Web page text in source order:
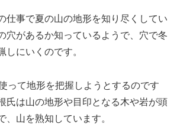
仕事で夏の山の地形を知り尽くしてい
穴があるか知っているようで、穴で冬
しにいくのです。
って地形を把握しようとするのです
氏は山の地形や目印となる木や岩が頭
、山を熟知しています。